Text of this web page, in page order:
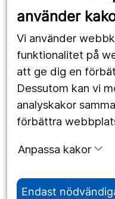
använder
Vi använder
funktionalitet på
att ge dig en
Dessutom kan vi
analyskakor
förbättra
Anpassa kakor
Endast
Utveckling
Följ oss
Facebook